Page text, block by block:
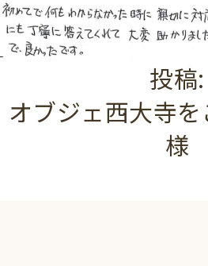
投稿:
オブジェ西大寺
様